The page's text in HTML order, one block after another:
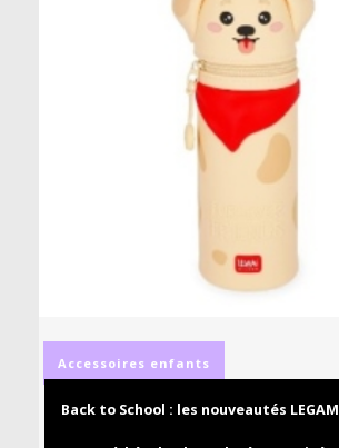
Accessoires enfants
Back to School : les nouveautés